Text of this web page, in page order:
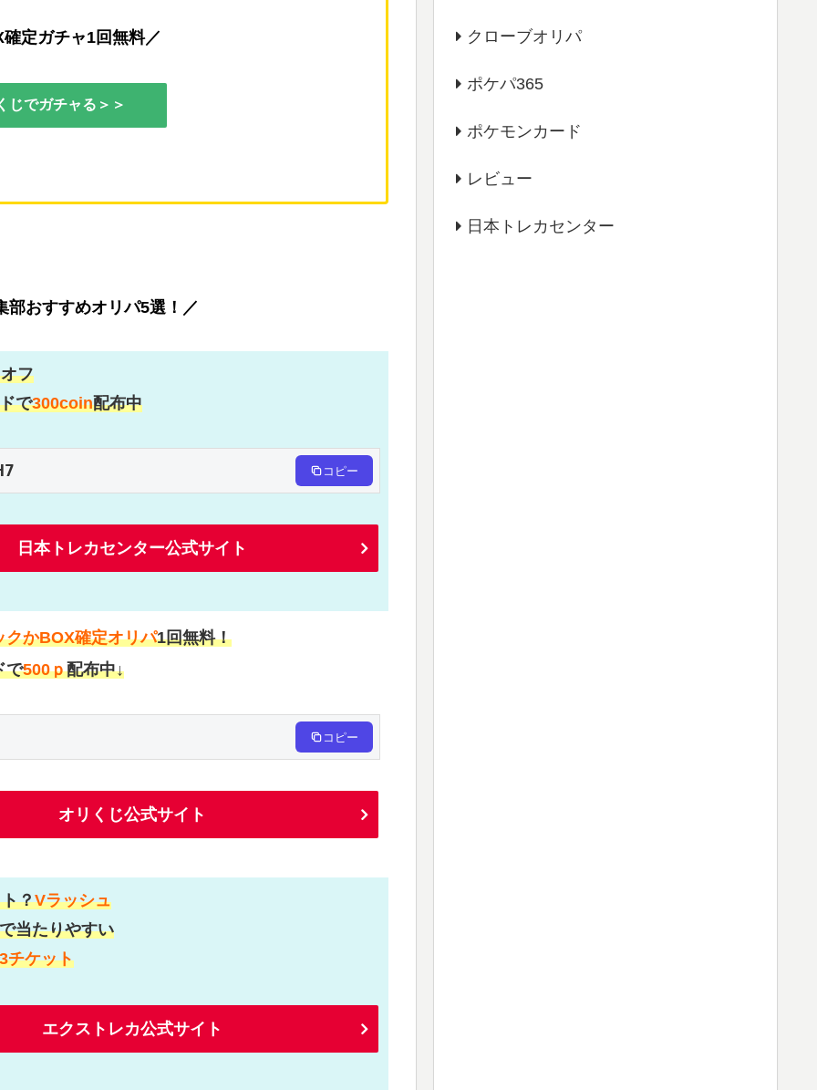
定ガチャ1回無料／
じでガチャる＞＞
部おすすめオリパ5選！／
オフ
で300coin配布中
コピー
日本トレカセンター公式サイト
クかBOX確定オリパ1回無料！
で500ｐ配布中↓
コピー
オリくじ公式サイト
？Vラッシュ
当たりやすい
3チケット
エクストレカ公式サイト
クローブオリパ
ポケパ365
ポケモンカード
レビュー
日本トレカセンター